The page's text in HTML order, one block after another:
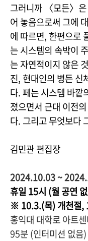
그러니까 〈모든〉
어 놓음으로써 그에
에 따르면, 한편으로
는 시스템의 속박이
는 자연적이지 않은
진, 현대인의 병든 신
다. 페는 시스템 바깥
졌으면서 근대 이전
다. 그리고 무엇보다
김민관 편집장
2024.10.03 ~
휴일 15시 (월 공연
※ 10.3.(목) 개천절,
홍익대 대학로 아트
95분 (인터미션 없음